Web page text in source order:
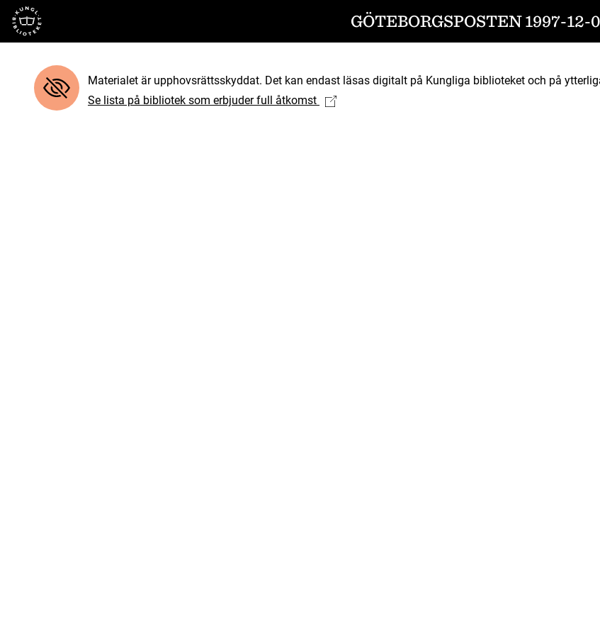
Till startsidan GÖTEBORGSPOSTEN 1997-12-
Materialet är upphovsrättsskyddat. Det kan endast läsas digitalt på Kungliga biblioteket och på
Se lista på bibliotek som erbjuder full åtkomst